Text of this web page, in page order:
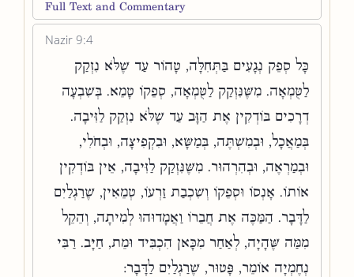
Full Text and Commentary
Nazir 9:4
כָּל סְפֵק נְגָעִים בַּתְּחִלָּה, טָהוֹר עַד שֶׁלֹּא נִזְקַק
לַטֻּמְאָה. מִשֶּׁנִּזְקַק לַטֻּמְאָה, סְפֵקוֹ טָמֵא. בְּשִׁבְעָה
דְרָכִים בּוֹדְקִין אֶת הַזָּב עַד שֶׁלֹּא נִזְקַק לַזִּיבָה.
בְּמַאֲכָל, וּבְמִשְׁתֶּה, בְּמַשָּׂא, וּבִקְפִיצָה, וּבְחֹלִי,
וּבְמַרְאֶה, וּבְהִרְהוּר. מִשֶּׁנִּזְקַק לַזִּיבָה, אֵין בּוֹדְקִין
אוֹתוֹ. אָנְסוֹ וּסְפֵקוֹ וְשִׁכְבַת זַרְעוֹ, טְמֵאִין, שֶׁרַגְלַיִם
לַדָּבָר. הַמַּכֶּה אֶת חֲבֵרוֹ וַאֲמָדוּהוּ לְמִיתָה, וְהֵקֵל
מִמַּה שֶּׁהָיָה, לְאַחַר מִכָּאן הִכְבִּיד וּמֵת, חַיָּב. רַבִּי
נְחֶמְיָה אוֹמֵר, פָּטוּר, שֶׁרַגְלַיִם לַדָּבָר: